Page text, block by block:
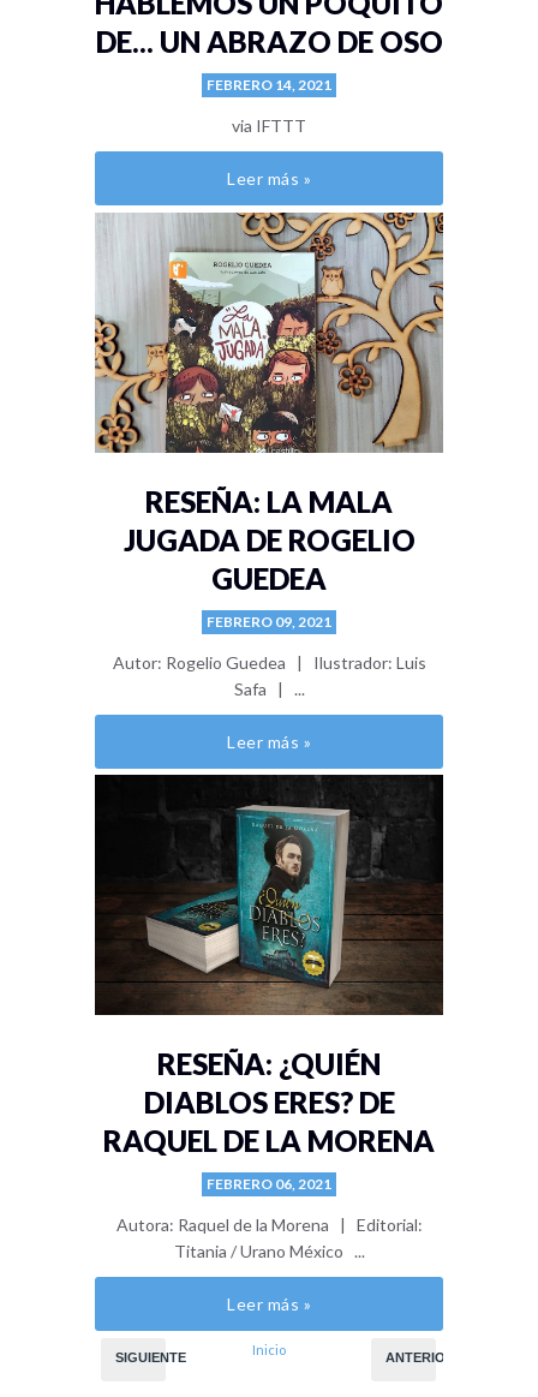
DE... UN ABRAZO DE OSO
FEBRERO 14, 2021
via IFTTT
Leer más »
RESEÑA: LA MALA
JUGADA DE ROGELIO
GUEDEA
FEBRERO 09, 2021
Autor: Rogelio Guedea | Ilustrador: Luis
Safa | ...
Leer más »
RESEÑA: ¿QUIÉN
DIABLOS ERES? DE
RAQUEL DE LA MORENA
FEBRERO 06, 2021
Autora: Raquel de la Morena | Editorial:
Titania / Urano México ...
Leer más »
SIGUIENTE ANTERIOR
Inicio